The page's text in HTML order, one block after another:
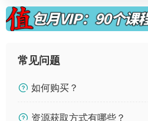
常见问题
如何购买？
资源获取方式有哪些？